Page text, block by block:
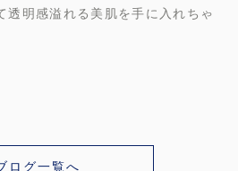
透明感溢れる美肌を手に入れちゃ
ログ一覧へ